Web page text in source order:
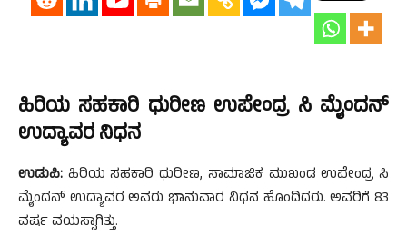
ಹಿರಿಯ ಸಹಕಾರಿ ಧುರೀಣ ಉಪೇಂದ್ರ ಸಿ ಮೈಂದನ್
ಉದ್ಯಾವರ ನಿಧನ
ಉಡುಪಿ: ಹಿರಿಯ ಸಹಕಾರಿ ಧುರೀಣ, ಸಾಮಾಜಿಕ ಮುಖಂಡ ಉಪೇಂದ್ರ ಸಿ
ಮೈಂದನ್ ಉದ್ಯಾವರ ಅವರು ಭಾನುವಾರ ನಿಧನ ಹೊಂದಿದರು. ಅವರಿಗೆ 83
ವರ್ಷ ವಯಸ್ಸಾಗಿತ್ತು.